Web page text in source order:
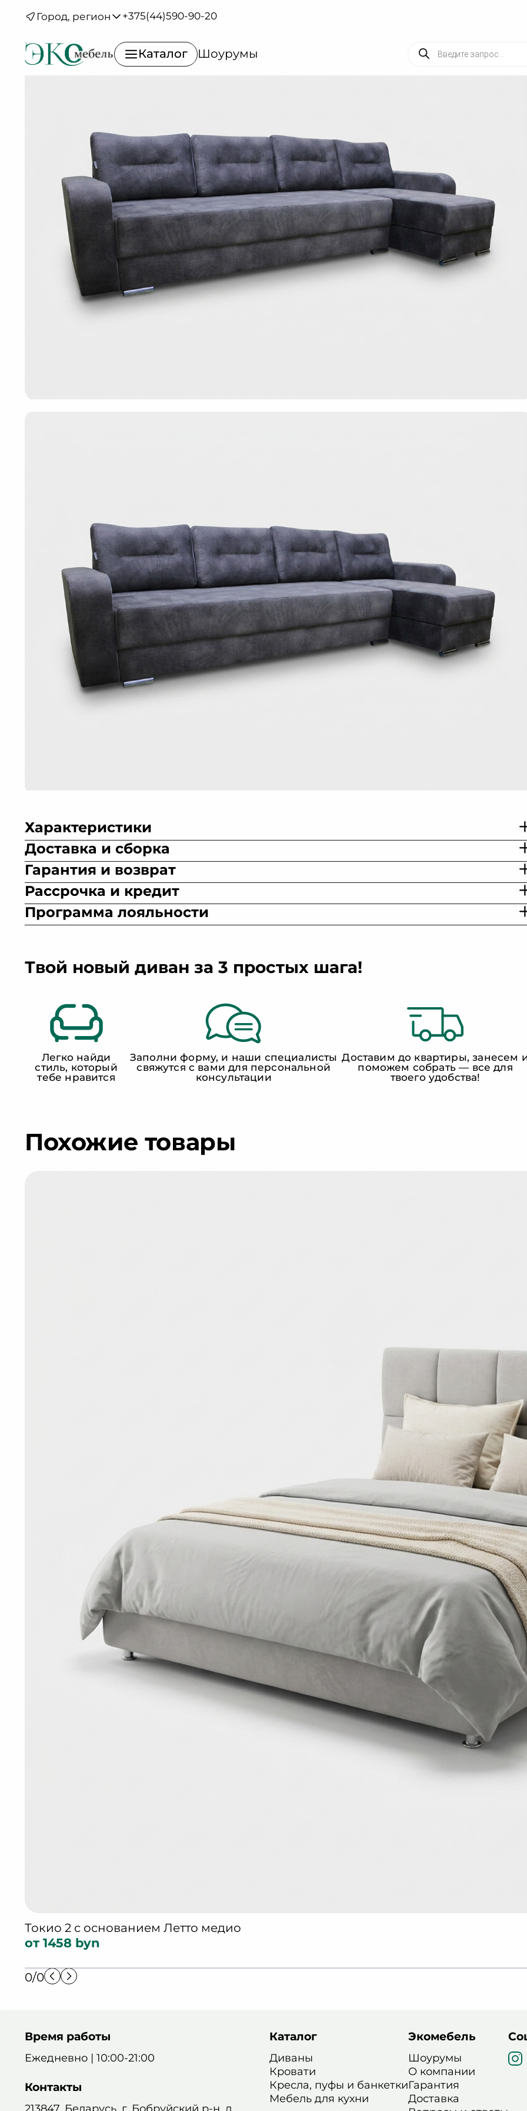
Город, регион +375(44)590-90-20
Каталог Шоурумы
Поиск
товаров
Характеристики
ВелюрИскусственная замшаМикровелюр
Доставка и сборка
Гарантия и возврат
Рассрочка и кредит
Программа лояльности
Твой новый диван за 3 простых шага!
Легко найди
стиль, который
тебе нравится
Заполни форму, и наши специалисты
свяжутся с вами для персональной
консультации
Доставим до квартиры, занесем
поможем собрать — все для
твоего удобства!
Похожие товары
Токио 2 с основанием Летто медио
от 1458 byn
0/0
Время работы
Ежедневно | 10:00-21:00
Контакты
Каталог
Диваны
Кровати
Кресла, пуфы и банкетки
Мебель для кухни
Экомебель
Шоурумы
О компании
Гарантия
Доставка